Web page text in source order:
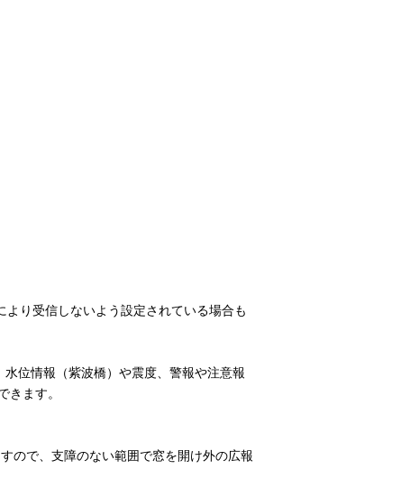
り受信しないよう設定されている場合も
位情報（紫波橋）や震度、警報や注意報
ます。
ので、支障のない範囲で窓を開け外の広報